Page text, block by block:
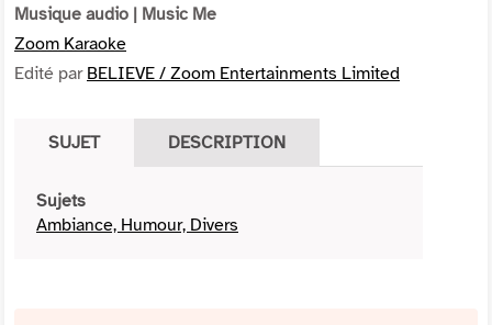
Musique audio | Music Me
Zoom Karaoke
Edité par BELIEVE / Zoom Entertainments Limited
SUJET DESCRIPTION
Sujets
Ambiance, Humour, Divers